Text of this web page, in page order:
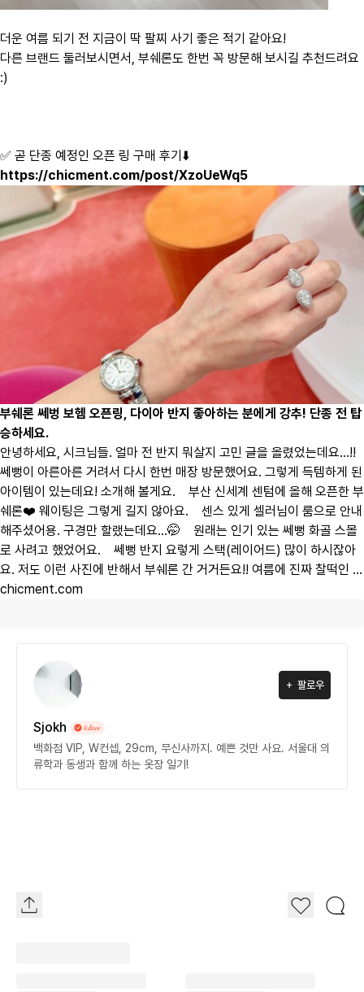
더운 여름 되기 전 지금이 딱 팔찌 사기 좋은 적기 같아요!
다른 브랜드 둘러보시면서, 부쉐론도 한번 꼭 방문해 보시길 추천드려요
:)
✅ 곧 단종 예정인 오픈 링 구매 후기⬇️
https://chicment.com/post/XzoUeWq5
부쉐론 쎄벙 보헴 오픈링, 다이아 반지 좋아하는 분에게 강추! 단종 전 탑
승하세요.
안녕하세요, 시크님들. 얼마 전 반지 뭐살지 고민 글을 올렸었는데요…!!
쎄뻥이 아른아른 거려서 다시 한번 매장 방문했어요. 그렇게 득템하게 된
아이템이 있는데요! 소개해 볼게요. ​ ​ ​ 부산 신세계 센텀에 올해 오픈한 부
쉐론❤️ 웨이팅은 그렇게 길지 않아요. ​ ​ ​ 센스 있게 셀러님이 룸으로 안내
해주셨어용. 구경만 할랬는데요…🤭 ​ ​ ​ 원래는 인기 있는 쎄뻥 화골 스몰
로 사려고 했었어요. ​ ​ ​ 쎄뻥 반지 요렇게 스택(레이어드) 많이 하시잖아
요. 저도 이런 사진에 반해서 부쉐론 간 거거든요!! 여름에 진짜 찰떡인 ...
chicment.com
팔로우
Sjokh
백화점 VIP, W컨셉, 29cm, 무신사까지. 예쁜 것만 사요. 서울대 의
류학과 동생과 함께 하는 옷장 일기!